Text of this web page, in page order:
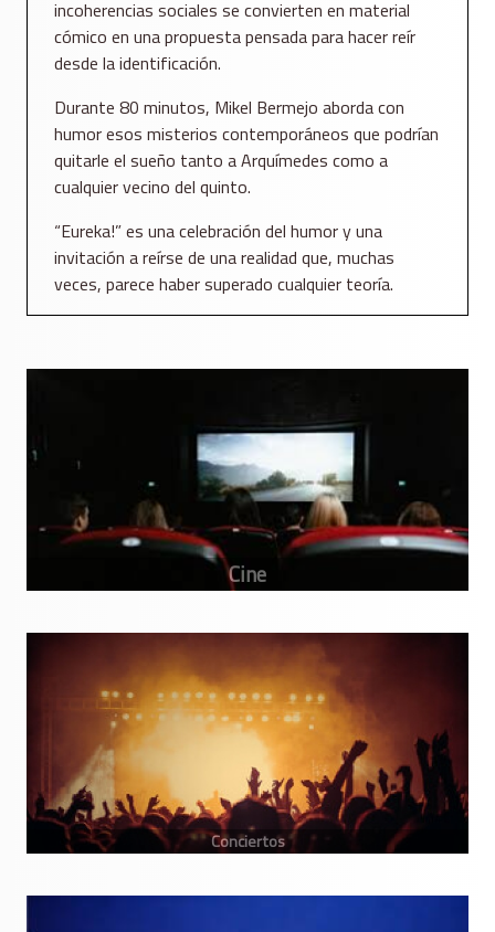
incoherencias sociales se convierten en material
cómico en una propuesta pensada para hacer reír
desde la identificación.
Durante 80 minutos, Mikel Bermejo aborda con
humor esos misterios contemporáneos que podrían
quitarle el sueño tanto a Arquímedes como a
cualquier vecino del quinto.
“Eureka!” es una celebración del humor y una
invitación a reírse de una realidad que, muchas
veces, parece haber superado cualquier teoría.